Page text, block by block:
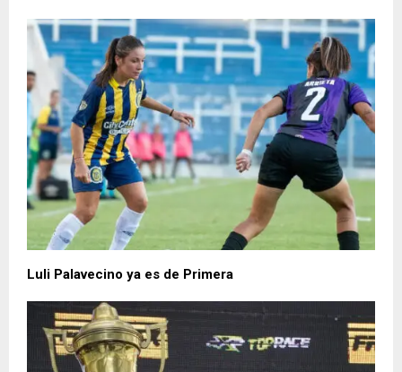
Luli Palavecino ya es de Primera